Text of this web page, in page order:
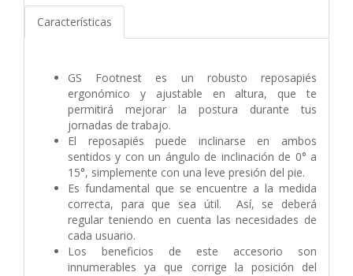
Características
GS Footnest es un robusto reposapiés
ergonómico y ajustable en altura, que te
permitirá mejorar la postura durante tus
jornadas de trabajo.
El reposapiés puede inclinarse en ambos
sentidos y con un ángulo de inclinación de 0° a
15°, simplemente con una leve presión del pie.
Es fundamental que se encuentre a la medida
correcta, para que sea útil. Así, se deberá
regular teniendo en cuenta las necesidades de
cada usuario.
Los beneficios de este accesorio son
innumerables ya que corrige la posición del